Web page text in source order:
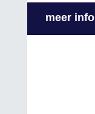
meer info